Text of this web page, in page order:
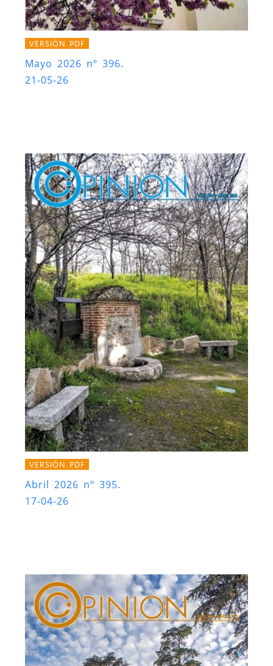
VERSIÓN PDF
Mayo 2026 nº 396.
21-05-26
VERSIÓN PDF
Abril 2026 nº 395.
17-04-26